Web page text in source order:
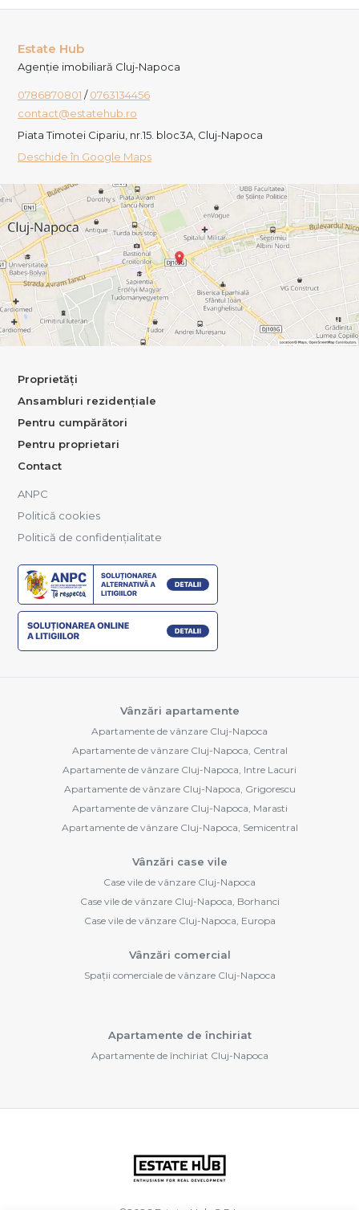
Estate Hub
Agenție imobiliară Cluj-Napoca
0786870801 /0763134456
contact@estatehub.ro
Piata Timotei Cipariu, nr.15. bloc3A, Cluj-Napoca
Deschide în Google Maps
Proprietăți
Ansambluri rezidențiale
Pentru cumpărători
Pentru proprietari
Contact
ANPC
Politică cookies
Politică de confidențialitate
Vânzări apartamente
Apartamente de vânzare Cluj-Napoca
Apartamente de vânzare Cluj-Napoca, Central
Apartamente de vânzare Cluj-Napoca, Intre Lacuri
Apartamente de vânzare Cluj-Napoca, Grigorescu
Apartamente de vânzare Cluj-Napoca, Marasti
Apartamente de vânzare Cluj-Napoca, Semicentral
Vânzări case vile
Case vile de vânzare Cluj-Napoca
Case vile de vânzare Cluj-Napoca, Borhanci
Case vile de vânzare Cluj-Napoca, Europa
Vânzări comercial
Spații comerciale de vânzare Cluj-Napoca
Apartamente de închiriat
Apartamente de închiriat Cluj-Napoca